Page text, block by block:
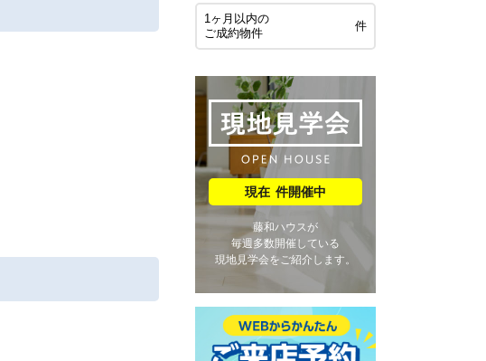
1ヶ月以内の
ご成約物件
件
件開催中
藤和ハウスが
毎週多数開催している
現地見学会をご紹介します。